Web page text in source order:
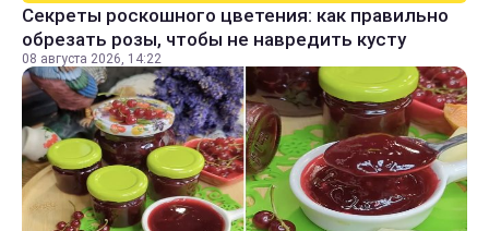
Секреты роскошного цветения: как правильно
обрезать розы, чтобы не навредить кусту
08 августа 2026, 14:22